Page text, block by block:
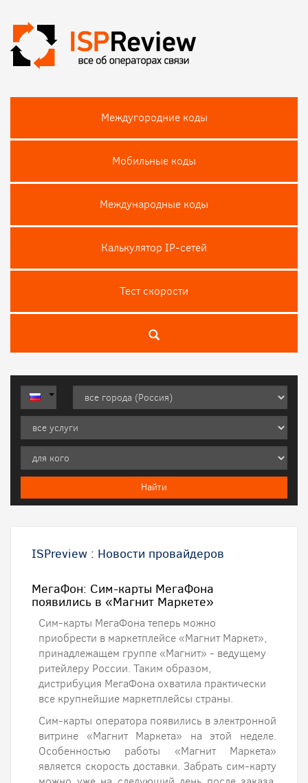
Междугородние коды
Мобильные коды
Международные коды
Калькулятор IP-сетей
Тест скороcти
ISPreview : Новости провайдеров
МегаФон: Сим-карты МегаФона
появились в «Магнит Маркете»
Сим-карты МегаФона теперь можно
приобрести в маркетплейсе «Магнит Маркет»,
принадлежащем группе «Магнит» - ведущему
ритейлеру России. Таким образом,
дистрибуция МегаФона охватила практически
все крупнейшие маркетплейсы страны.
Сим-карты оператора появились в электронной
витрине «Магнит Маркета» на этой неделе.
Особенностью работы «Магнит Маркета»
является скорость доставки. Забрать сим-карту